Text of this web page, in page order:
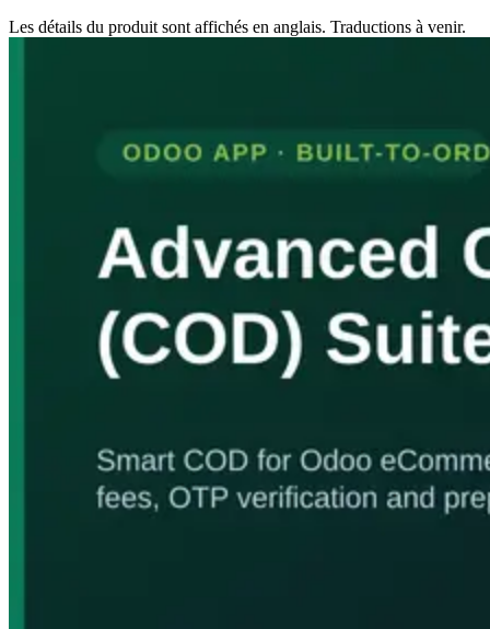
Les détails du produit sont affichés en anglais. Traductions à venir.